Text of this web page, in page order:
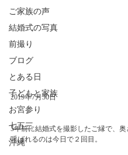
ご家族の声
結婚式の写真
前撮り
ブログ
とある日
子どもと家族
お宮参り
七五三
沖縄
2019年7月30日
5年前に結婚式を撮影したご縁で、
呼ばれるのは今日で２回目。